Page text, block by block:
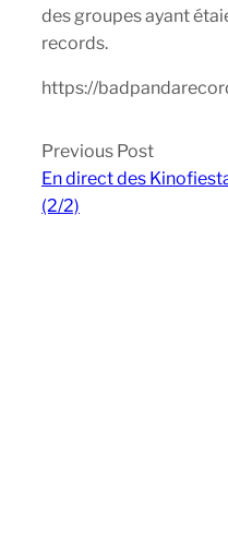
des groupes ayant
records.
https://
Previous Post
En direct des
(2/2)